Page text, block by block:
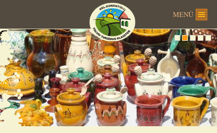
MENÜ